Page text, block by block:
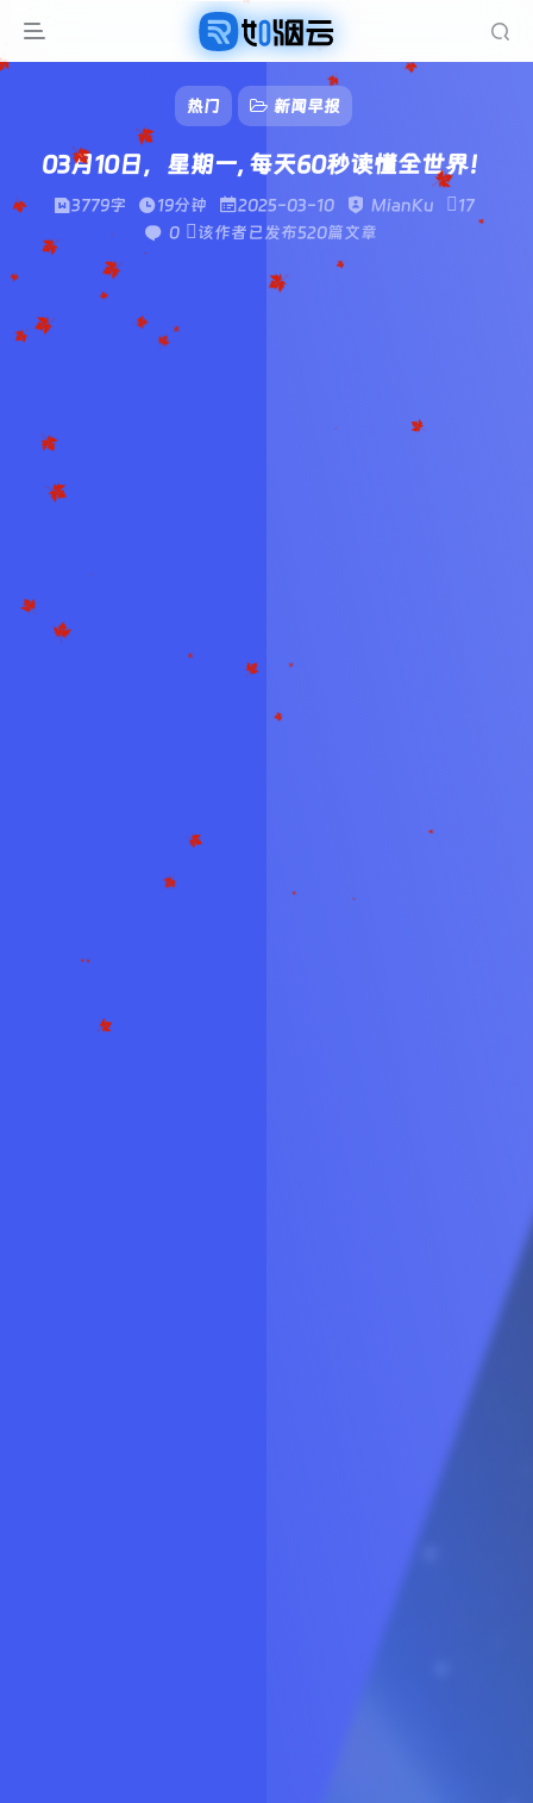
热门 新闻早报
03月10日，星期一, 每天60秒读懂全世界！
3779字 19分钟 2025-03-10 MianKu
17
0
该作者已发布520篇文章